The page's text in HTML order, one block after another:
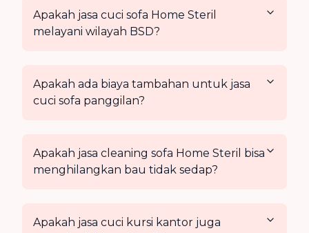
Apakah jasa cuci sofa Home Steril
melayani wilayah BSD?
Apakah ada biaya tambahan untuk jasa
cuci sofa panggilan?
Apakah jasa cleaning sofa Home Steril bisa
menghilangkan bau tidak sedap?
Apakah jasa cuci kursi kantor juga